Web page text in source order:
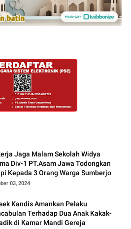
Jaga Malam Sekolah Widya
Div-1 PT.Asam Jawa Todongkan
Kepada 3 Orang Warga Sumberjo
03, 2024
Kandis Amankan Pelaku
Dua Anak Kakak-
di Kamar Mandi Gereja